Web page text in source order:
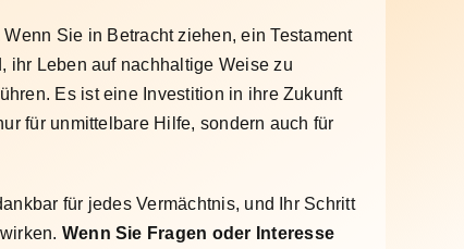
Wenn Sie in Betracht ziehen, ein Testament
ihr Leben auf nachhaltige Weise zu
Es ist eine Investition in ihre Zukunft
für unmittelbare Hilfe, sondern auch für
für jedes Vermächtnis, und Ihr Schritt
Wenn Sie Fragen oder Interesse